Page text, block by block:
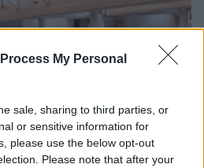
My Personal
sale, sharing to third parties, or
or sensitive information for
please use the below opt-out
Please note that after your